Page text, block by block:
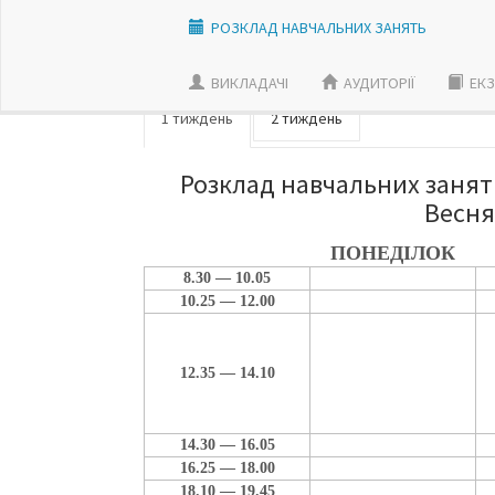
РОЗКЛАД НАВЧАЛЬНИХ ЗАНЯТЬ
ВИКЛАДАЧI АУДИТОРІЇ
1 тиждень
2 тиждень
Розклад навчальних
ПОНЕДІЛОК
8.30 — 10.05
10.25 — 12.00
12.35 — 14.10
14.30 — 16.05
16.25 — 18.00
18.10 — 19.45